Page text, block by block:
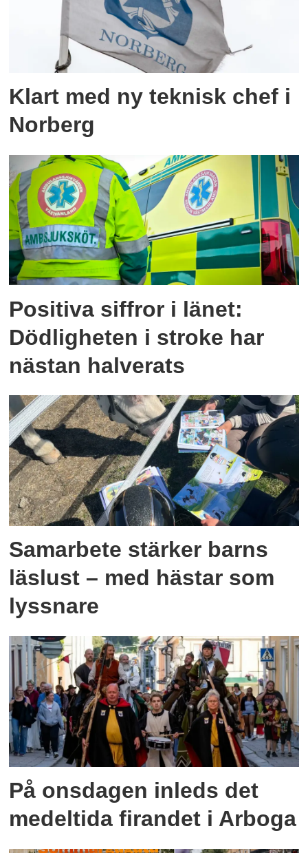
Klart med ny teknisk chef i
Norberg
Positiva siffror i länet:
Dödligheten i stroke har
nästan halverats
Samarbete stärker barns
läslust – med hästar som
lyssnare
På onsdagen inleds det
medeltida firandet i Arboga